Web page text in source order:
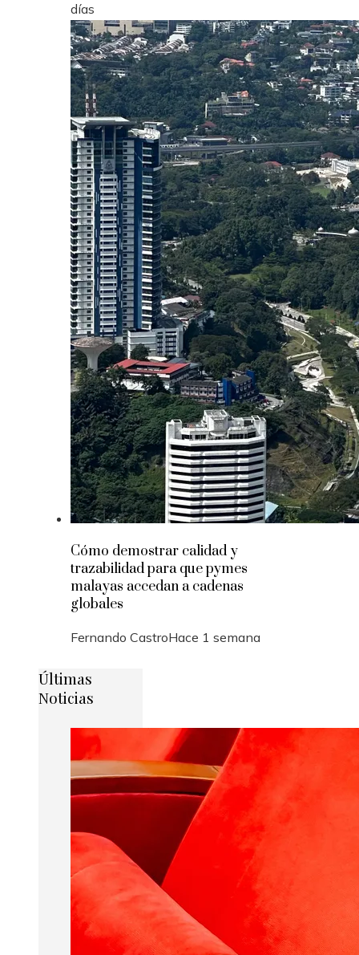
días
Cómo demostrar calidad y
trazabilidad para que pymes
malayas accedan a cadenas
globales
Fernando CastroHace 1 semana
Últimas
Noticias